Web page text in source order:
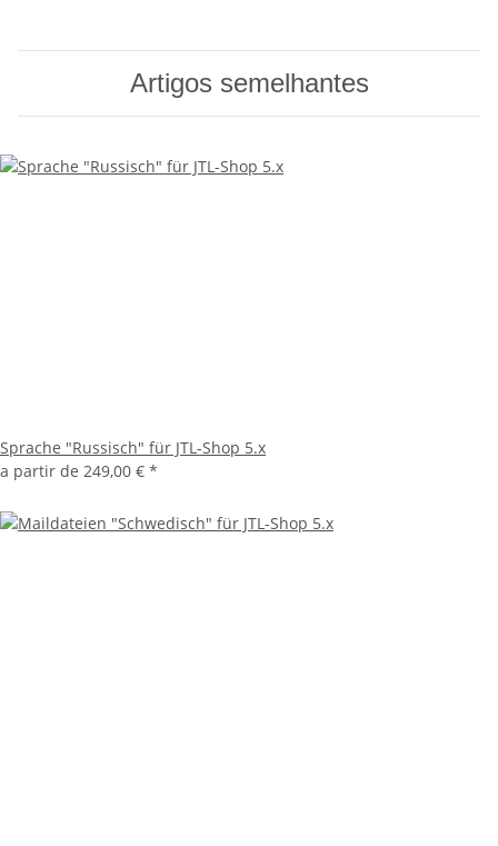
Artigos semelhantes
Sprache "Russisch" für JTL-Shop 5.x
a partir de 249,00 € *